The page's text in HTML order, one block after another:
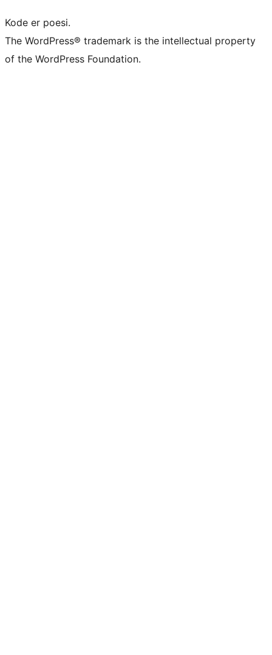
Kode er poesi.
The WordPress® trademark is the intellectual property
of the WordPress Foundation.